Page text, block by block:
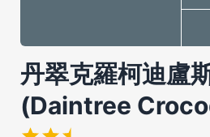
丹翠克羅柯迪盧
(Daintree